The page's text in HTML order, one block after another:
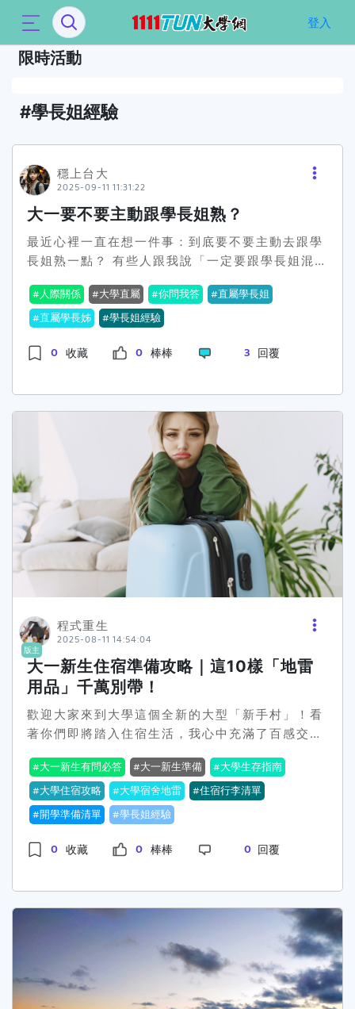
登入
限時活動
學長姐經驗
穩上台大
2025-09-11 11:31:22
大一要不要主動跟學長姐熟？
最近心裡一直在想一件事：到底要不要主動去跟學
長姐熟一點？ 有些人跟我說「一定要跟學長姐混
還有人開玩笑說這叫「巴結」。但也有人覺得根本
不用刻意，順其自然就好，反正每個人都有自己的
動會不會顯得很刻意？👉 太被動又會不會錯過很
是不是應該主動一點，還是就隨緣就好？ 學長姐
解惑大挑戰開跑！最高獎金 2,000元 等你拿！還
天天抽 100元 ！詳細活動辦法看這裡 👉 手刀報
人際關係 大學直屬 你問我答
直屬學長姐
直屬學長姊
學長姐經驗
0 收藏 0 棒棒 3 回覆
版主
程式重生
2025-08-11 14:54:04
大一新生住宿準備攻略｜這10樣「地雷
用品」千萬別帶！
歡迎大家來到大學這個全新的大型「新手村」！看
著你們即將踏入住宿生活，我心中充滿了百感交
當搬進宿舍就是「家」的我。結果呢？我的宿舍變
成了一個塞滿雜物的「廢墟」，我的生活空間被各
種「地雷」產品炸得體無完膚。別怕！今天我就是
來當你們的「排雷專家」，用我的血淚經驗寫下這
篇文章。告訴你，有哪10樣地雷產品千萬別帶，帶
場爆笑又實用的「排雷之旅」！▲大一新生住宿準
備攻略：這10樣地雷產品千萬別帶！(Photo by
FREEPIK)1. 超厚冬被地雷點我知道你怕冷，但學
校宿舍的空間有限，超厚的冬被真的只會佔掉你一
半的衣櫃空間。而且，台灣的冬天其實沒那麼冷
啦，就算冷，你還有暖氣、暖暖包，還有你的室友
大一新生有問必答 大一新生準備
大學生存指南
大學住宿攻略
大學宿舍地雷
住宿行李清單
開學準備清單
學長姐經驗
0 收藏 0 棒棒 0 回覆